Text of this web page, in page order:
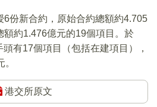
6份新合約，原始合約總額約4.705
額約1.476億元的19個項目。於
有17個項目（包括在建項目），
港交所原文